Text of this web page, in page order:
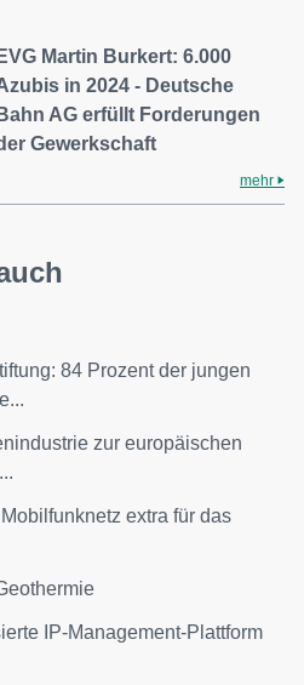
EVG Martin Burkert: 6.000
in 2024 - Deutsche
Bahn AG erfüllt Forderungen
Gewerkschaft
mehr
84 Prozent der jungen
zur europäischen
extra für das
IP-Management-Plattform